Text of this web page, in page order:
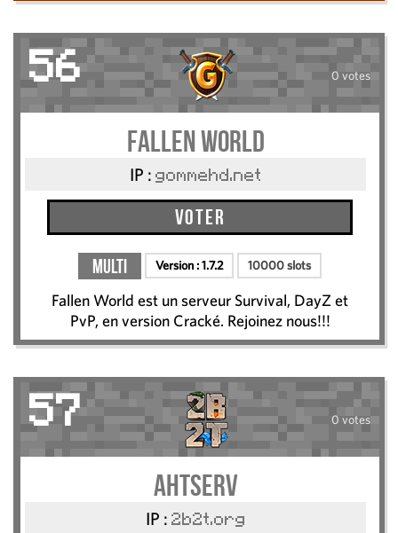
56 0 votes
Fallen World
IP : gommehd.net
Voter
Multi Version :1.7.2 10000 slots
Fallen World est un serveur Survival, DayZ et
PvP, en version Cracké. Rejoinez nous!!!
57 0 votes
AHTServ
IP : 2b2t.org